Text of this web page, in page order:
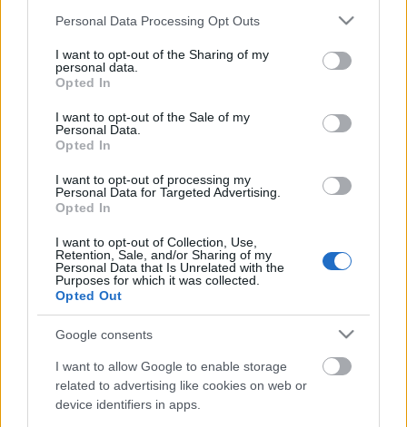
Please note that this website/app uses one or more Google
not limited to your visit or usage behaviour. You may click to
grant or deny consent to Google and its third-party tags to
use your data for below specified purposes in below Google
consent section.
Personal Data Processing Opt Outs
I want to opt-out of the Sharing of my
personal data.
Opted In
I want to opt-out of the Sale of my
Personal Data.
Opted In
I want to opt-out of processing my
Personal Data for Targeted Advertising.
Opted In
I want to opt-out of Collection, Use,
Retention, Sale, and/or Sharing of my
Personal Data that Is Unrelated with the
Purposes for which it was collected.
Opted Out
Google consents
I want to allow Google to enable storage
related to advertising like cookies on web or
device identifiers in apps.
Címkék:rock hír soundgarden